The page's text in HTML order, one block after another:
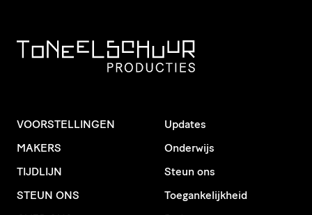
VOORSTELLINGEN
MAKERS
TIJDLIJN
STEUN ONS
Updates
Onderwijs
Steun ons
Toegankelijkheid